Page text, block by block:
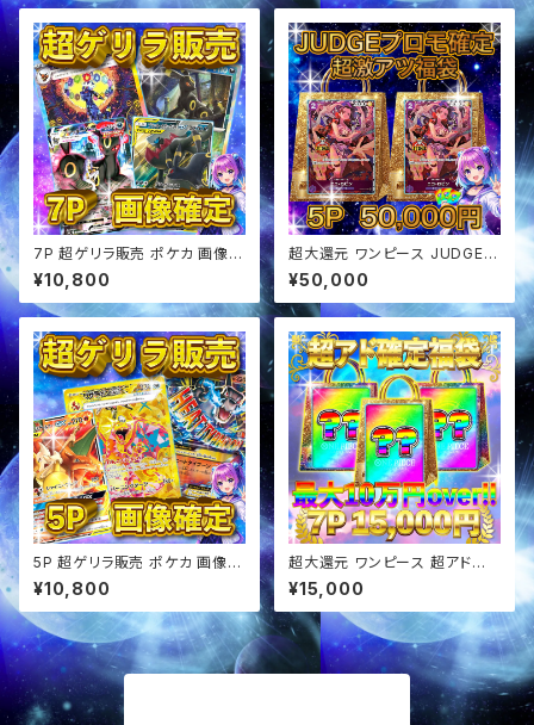
7P 超ゲリラ販売 ポケカ 画像確
定 オリパ
¥10,800
超大還元 ワンピース JUDGE確
定 超アド確定福袋 オリパ
¥50,000
5P 超ゲリラ販売 ポケカ 画像確
定 オリパ
¥10,800
超大還元 ワンピース 超アド確
定福袋 オリパ
¥15,000